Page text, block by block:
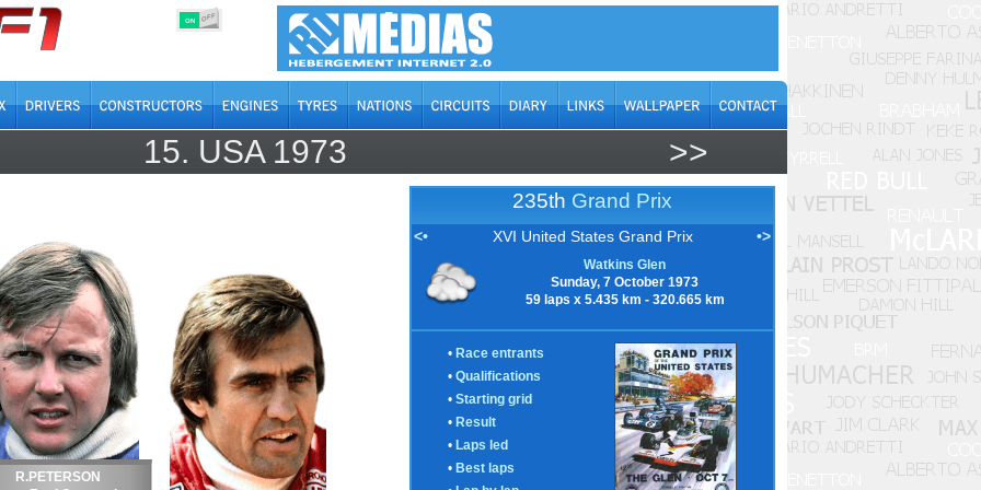
ON OFF
15. USA 1973 >>
R.PETERSON
235th Grand Prix
<• XVI United States Grand Prix •>
Watkins Glen
Sunday, 7 October 1973
59 laps x 5.435 km - 320.665 km
• Race entrants
• Qualifications
• Starting grid
• Result
• Laps led
• Best laps